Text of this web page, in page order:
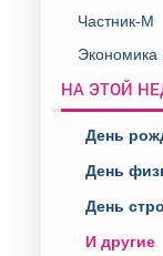
Частник-М
НА ЭТОЙ
День
День
День
И другие